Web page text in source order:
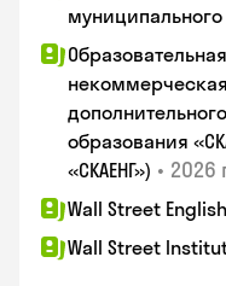
образования
«СКАЕНГ») • 2026
Wall Street English
Wall Street